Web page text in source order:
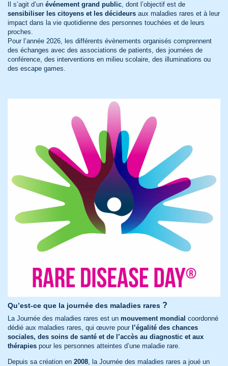
Il s’agit d’un événement grand public, dont l’objectif est de
sensibiliser les citoyens et les décideurs aux maladies rares et à leur
impact dans la vie quotidienne des personnes touchées et de leurs
proches.
Pour l’année 2026, les différents évènements organisés comprennent
des échanges avec des associations de patients, des journées de
conférence, des interventions en milieu scolaire, des illuminations ou
des escape games.
Qu’est-ce que la journée des maladies rares ?
La Journée des maladies rares est un mouvement mondial coordonné
dédié aux maladies rares, qui œuvre pour l’égalité des chances
sociales, des soins de santé et de l’accès au diagnostic et aux
thérapies pour les personnes atteintes d’une maladie rare.
Depuis sa création en 2008 , la Journée des maladies rares a joué un